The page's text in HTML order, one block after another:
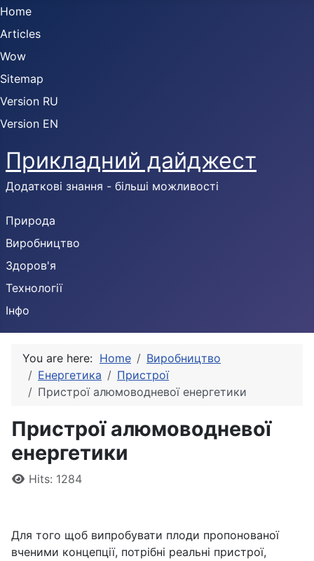
Home
Articles
Wow
Sitemap
Version RU
Version EN
Прикладний дайджест
Додаткові знання - більші можливості
Природа
Виробництво
Здоров'я
Технології
Інфо
You are here: Home
Виробництво
Енергетика
Пристрої
Пристрої алюмоводневої енергетики
Пристрої алюмоводневої
енергетики
DetailsHits: 1284
Для того щоб випробувати плоди пропонованої
вченими концепції, потрібні реальні пристрої,